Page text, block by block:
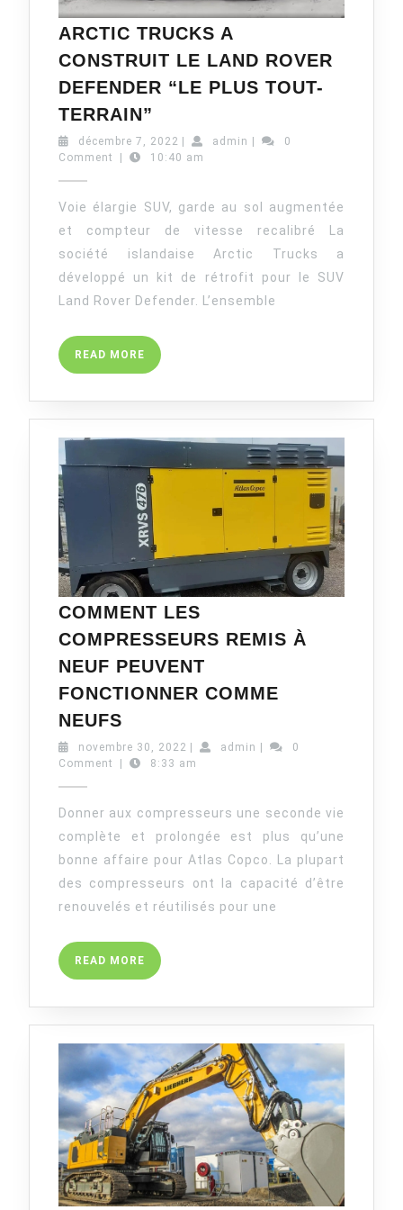
ARCTIC TRUCKS A
CONSTRUIT LE LAND ROVER
DEFENDER “LE PLUS TOUT-
TERRAIN”
A
LAND
ROVER
DEFENDER
“LE
PLUS
TERRAIN”
décembre 7, 2022 décembre
7,
admin admin
0
Comment
10:40 am
Voie élargie SUV, garde au sol augmentée
et compteur de vitesse recalibré La
société islandaise Arctic Trucks a
développé un kit de rétrofit pour le SUV
Land Rover Defender. L’ensemble
READ MORE READ
MORE
COMMENT LES
COMPRESSEURS REMIS À
NEUF PEUVENT
FONCTIONNER COMME
NEUFS
COMPRESSEURS
NEUF
PEUVENT
FONCTIONNER
COMME
NEUFS
novembre 30, 2022 novembre
30,
admin admin
0
Comment
8:33 am
Donner aux compresseurs une seconde vie
complète et prolongée est plus qu’une
bonne affaire pour Atlas Copco. La plupart
des compresseurs ont la capacité d’être
renouvelés et réutilisés pour une
READ MORE READ
MORE